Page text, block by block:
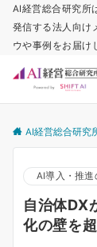
AI経営総合研究所
発信する法人向け
ウや事例をお届け
AI経営総合研究
AI導入・推進
自治体DX
化の壁を